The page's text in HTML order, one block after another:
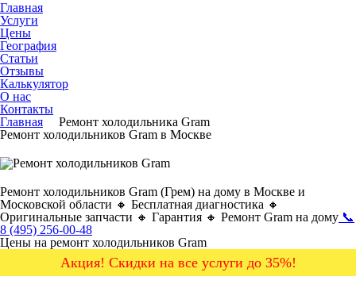
Главная
Услуги
Цены
География
Статьи
Отзывы
Калькулятор
О нас
Контакты
Главная
Ремонт холодильника Gram
Ремонт холодильников Gram в Москве
Ремонт холодильников Gram (Грем) на дому в Москве и
Московской области 🔸 Бесплатная диагностика 🔸
Оригинальные запчасти 🔸 Гарантия 🔸 Ремонт Gram на дому 📞
8 (495) 256-00-48
Цены на ремонт холодильников Gram
Акция! Скидки на все услуги до 35%!